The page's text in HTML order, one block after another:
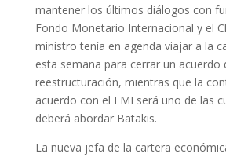
mantener los últimos diálogos con
Fondo Monetario Internacional y el
ministro tenía en agenda viajar a la
esta semana para cerrar un acuerdo
reestructuración, mientras que la
acuerdo con el FMI será uno de las
deberá abordar Batakis.
La nueva jefa de la cartera